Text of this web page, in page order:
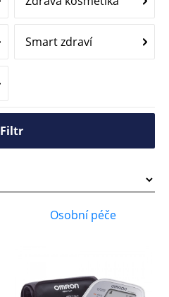
Smart zdraví
Filtr
Osobní péče